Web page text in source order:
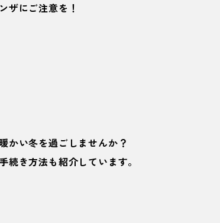
ザにご注意を！
かい冬を過ごしませんか？
続き方法も紹介しています。